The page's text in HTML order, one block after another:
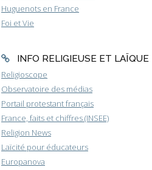
Huguenots en France
Foi et Vie
INFO RELIGIEUSE ET LAÏQUE
Religioscope
Observatoire des médias
Portail protestant français
France, faits et chiffres (INSEE)
Religion News
Laïcité pour éducateurs
Europanova